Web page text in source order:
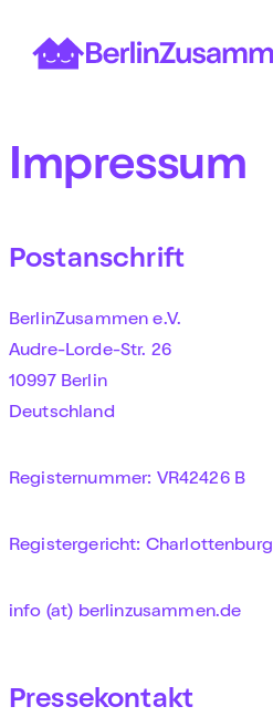
Inhalt
Impressum
Postanschrift
BerlinZusammen e.V.
Audre-Lorde-Str. 26
10997 Berlin
Deutschland
Registernummer: VR42426 B
Registergericht: Charlottenburg
info (at) berlinzusammen.de
Pressekontakt